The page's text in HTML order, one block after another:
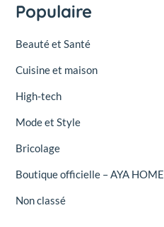
Populaire
Beauté et Santé
Cuisine et maison
High-tech
Mode et Style
Bricolage
Boutique officielle – AYA HOME
Non classé